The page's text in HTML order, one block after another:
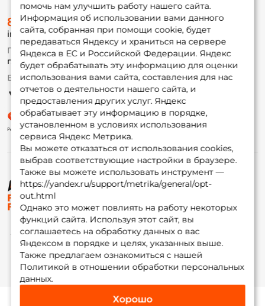
помочь нам улучшить работу нашего сайта.
Информация об использовании вами данного
сайта, собранная при помощи cookie, будет
передаваться Яндексу и храниться на сервере
Яндекса в ЕС и Российской Федерации. Яндекс
будет обрабатывать эту информацию для оценки
использования вами сайта, составления для нас
отчетов о деятельности нашего сайта, и
предоставления других услуг. Яндекс
обрабатывает эту информацию в порядке,
установленном в условиях использования
сервиса Яндекс Метрика.
Вы можете отказаться от использования cookies,
выбрав соответствующие настройки в браузере.
Также вы можете использовать инструмент —
https://yandex.ru/support/metrika/general/opt-
out.html
Однако это может повлиять на работу некоторых
функций сайта. Используя этот сайт, вы
соглашаетесь на обработку данных о вас
Яндексом в порядке и целях, указанных выше.
Также предлагаем ознакомиться с нашей
Политикой в отношении обработки персональных
данных.
Хорошо
© ФоксФишинг, 2009-2026
О магазине
Доставка
Оплата
Fox-bonus
Гуру
Партнерская программа
8 (495) 532-77-88
info@foxfishing.ru
По вопросам с заказом
г. Москва, ул. Плеханова д.7
Ежедневно 10:00 до 20:00